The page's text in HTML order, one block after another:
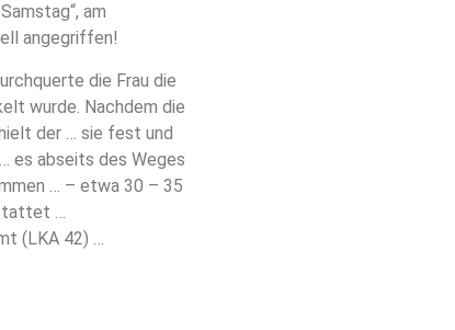
am
angegriffen!
die Frau die
wurde. Nachdem die
der … sie fest und
es abseits des Weges
… – etwa 30 – 35
…
(LKA 42) …